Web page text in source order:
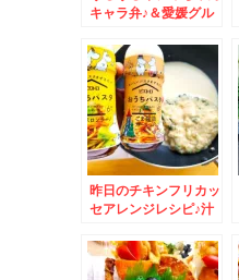
キャラ弁♪＆愛媛グル
んの昼めし旅～＾＾
昨日のチキンフリカッ
セアレンジレシピ♪汁
タ♪勝手に福岡コラボ
レシピ♪